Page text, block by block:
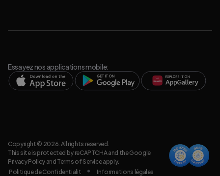
Essayez nos applications mobile:
Copyright © 2026. All rights reserved.
This site is protected by reCAPTCHA and the Google
Privacy Policyand Terms of Serviceapply.
Politique de Confidentialit
Informations légales